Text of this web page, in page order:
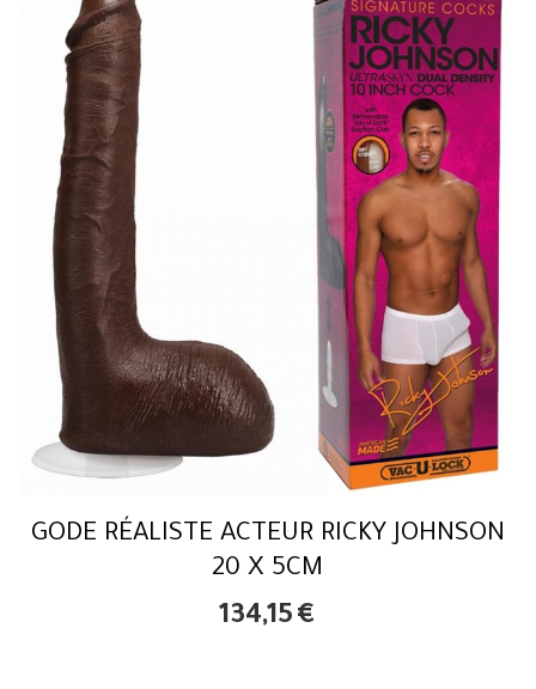
GODE RÉALISTE ACTEUR RICKY JOHNSON
20 X 5CM
134,15 €